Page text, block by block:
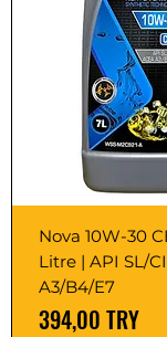
Nova 10W-30
Litre | API SL/
A3/B4/E7
Цена
394,00 TRY